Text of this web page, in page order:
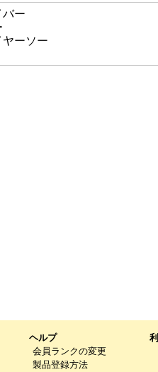
バー
ヤーソー
ヘルプ
会員ランクの変更
製品登録方法